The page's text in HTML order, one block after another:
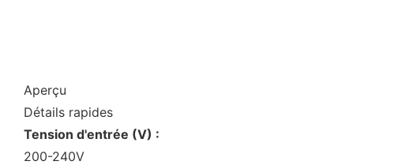
Aperçu
Détails rapides
Tension d'entrée (V) :
200-240V